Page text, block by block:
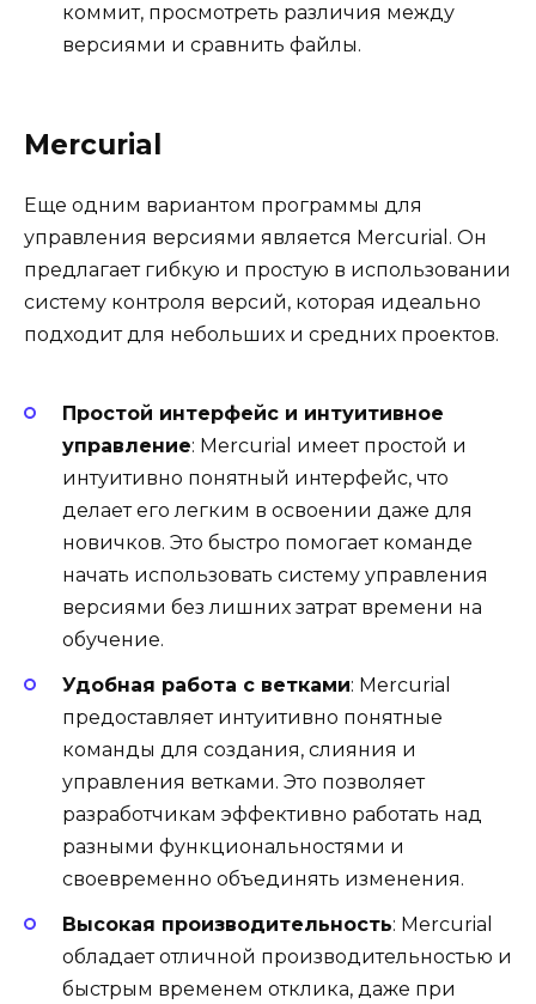
коммит, просмотреть различия между
версиями и сравнить файлы.
Mercurial
Еще одним вариантом программы для
управления версиями является Mercurial. Он
предлагает гибкую и простую в использовании
систему контроля версий, которая идеально
подходит для небольших и средних проектов.
Простой интерфейс и интуитивное
управление: Mercurial имеет простой и
интуитивно понятный интерфейс, что
делает его легким в освоении даже для
новичков. Это быстро помогает команде
начать использовать систему управления
версиями без лишних затрат времени на
обучение.
Удобная работа с ветками: Mercurial
предоставляет интуитивно понятные
команды для создания, слияния и
управления ветками. Это позволяет
разработчикам эффективно работать над
разными функциональностями и
своевременно объединять изменения.
Высокая производительность: Mercurial
обладает отличной производительностью и
быстрым временем отклика, даже при